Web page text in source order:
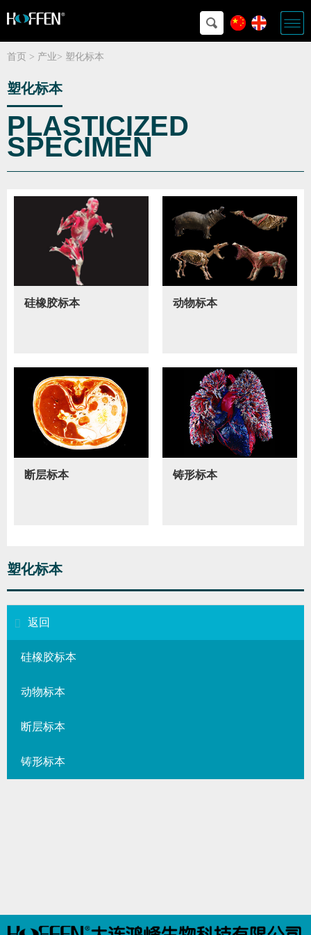
首页 > 产业> 塑化标本
塑化标本
PLASTICIZED
SPECIMEN
硅橡胶标本 动物标本
断层标本 铸形标本
塑化标本
返回
硅橡胶标本
动物标本
断层标本
铸形标本